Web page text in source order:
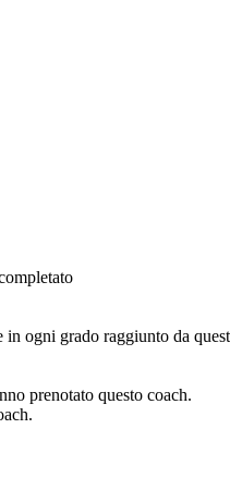
ogni grado raggiunto da
prenotato questo coach.